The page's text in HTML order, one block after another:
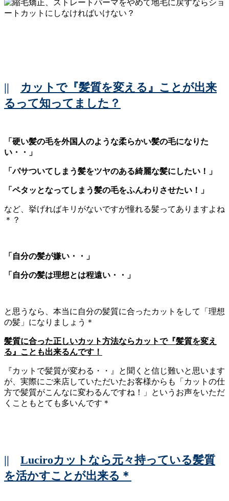
|| カットで『髪質を変える』ことが出来
るって知ってました？
「硬い髪の毛を外国人のような柔らかい髪の毛になりた
い・・」
「パサついてしまう髪をツヤのある綺麗な髪にしたい！」
「ペタッとなってしまう髪の毛をふんわりさせたい！」
など、挙げればキリがないですが憧れる髪ってありますよね
＊？
「自分の髪が嫌い・・」
「自分の髪は理想とは程遠い・・」
と思うなら、本当に自分の髪質に合ったカットをして「理想
の髪」になりましょう＊
髪質に合った正しいカット方法ならカットで『髪質を変え
る』ことも出来るんです！
『カットで髪質が変わる・・』と聞くと信じ難いと思います
が、実際にご来店していただいたお客様からも「カットの仕
方で髪質がこんなに変わるんですね！」というお声をいただ
くこともとても多いんです＊
|| Luciroカットなら元々持っている髪質
を活かすことが出来る＊